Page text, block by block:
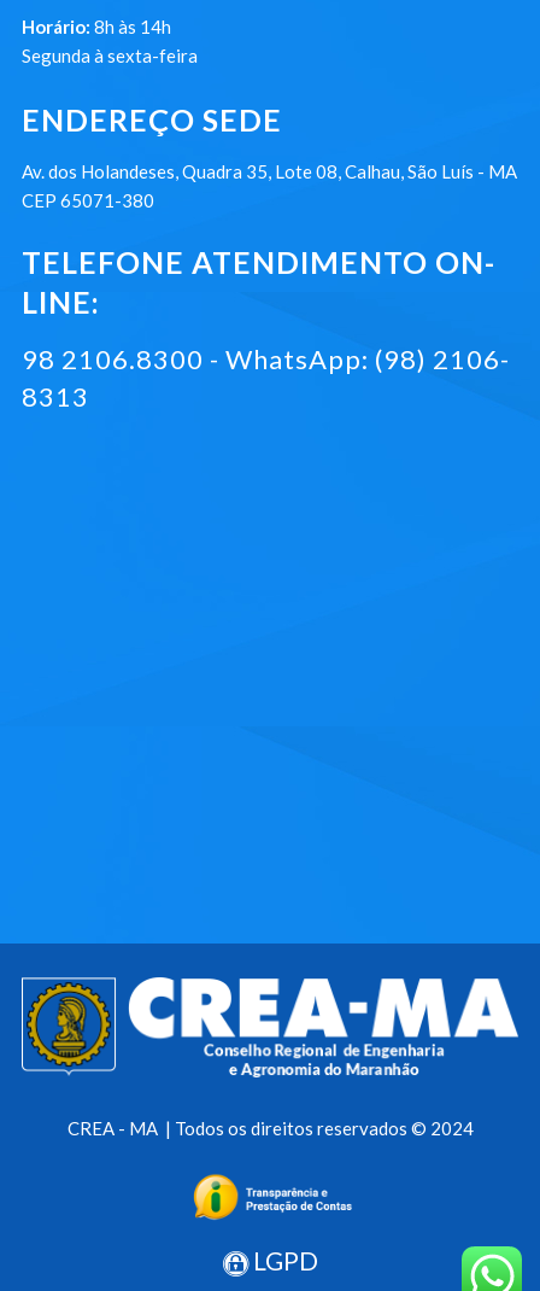
Horário: 8h às 14h
Segunda à sexta-feira
ENDEREÇO SEDE
Av. dos Holandeses, Quadra 35, Lote 08, Calhau, São Luís - MA
CEP 65071-380
TELEFONE ATENDIMENTO ON-
LINE:
98 2106.8300 - WhatsApp: (98) 2106-
8313
CREA - MA | Todos os direitos reservados © 2024
LGPD